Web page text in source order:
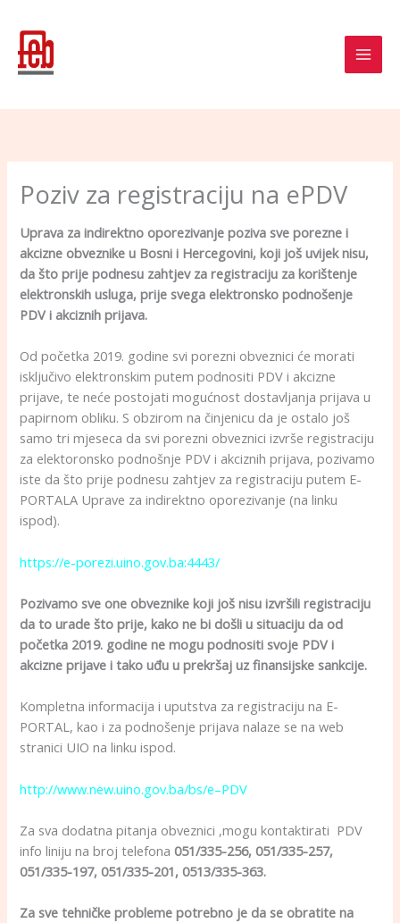
content
Poziv za registraciju na ePDV
Uprava za indirektno oporezivanje poziva sve porezne i
akcizne obveznike u Bosni i Hercegovini, koji još uvijek nisu,
da što prije podnesu zahtjev za registraciju za korištenje
elektronskih usluga, prije svega elektronsko podnošenje
PDV i akciznih prijava.
Od početka 2019. godine svi porezni obveznici će morati
isključivo elektronskim putem podnositi PDV i akcizne
prijave, te neće postojati mogućnost dostavljanja prijava u
papirnom obliku. S obzirom na činjenicu da je ostalo još
samo tri mjeseca da svi porezni obveznici izvrše registraciju
za elektoronsko podnošnje PDV i akciznih prijava, pozivamo
iste da što prije podnesu zahtjev za registraciju putem E-
PORTALA Uprave za indirektno oporezivanje (na linku
ispod).
https://e-porezi.uino.gov.ba:4443/
Pozivamo sve one obveznike koji još nisu izvršili registraciju
da to urade što prije, kako ne bi došli u situaciju da od
početka 2019. godine ne mogu podnositi svoje PDV i
akcizne prijave i tako uđu u prekršaj uz finansijske sankcije.
Kompletna informacija i uputstva za registraciju na E-
PORTAL, kao i za podnošenje prijava nalaze se na web
stranici UIO na linku ispod.
http://www.new.uino.gov.ba/bs/e–PDV
Za sva dodatna pitanja obveznici ,mogu kontaktirati PDV
info liniju na broj telefona 051/335-256, 051/335-257,
051/335-197, 051/335-201, 0513/335-363.
Za sve tehničke probleme potrebno je da se obratite na